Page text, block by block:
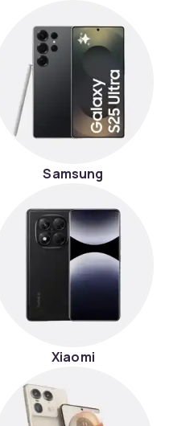
Samsung
Xiaomi